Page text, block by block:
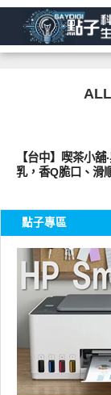
【台中】喫茶小
乳，香Q脆口、滑
點子專區